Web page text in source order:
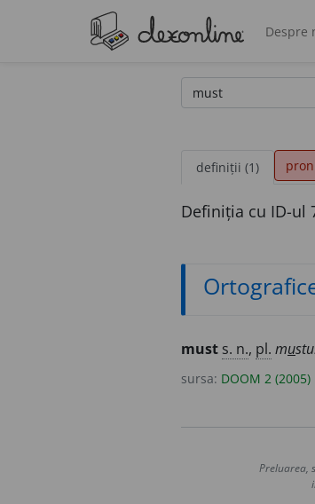
Despre
definiții (1)
Definiția cu ID-ul
must s. n., pl. mu
sursa: DOOM 2 (2005)
Preluarea,